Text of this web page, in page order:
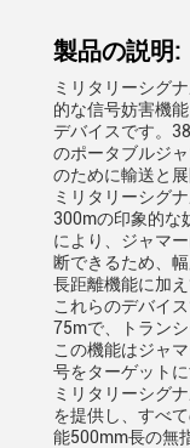
製品の説明:
ミリタリーシグ
的な信号妨害機
デバイスです。
のポータブルジ
のために輸送と展
ミリタリーシグ
300mの印象的な
により、ジャマ
断できるため、
長距離機能に加
これらのデバイ
75mで、トラン
この機能はジャ
号をターゲット
ミリタリーシグ
を提供し、すべ
能500mm長の無